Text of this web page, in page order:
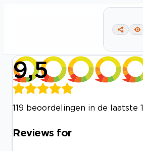
9,5
119 beoordelingen in de laatste
Reviews for